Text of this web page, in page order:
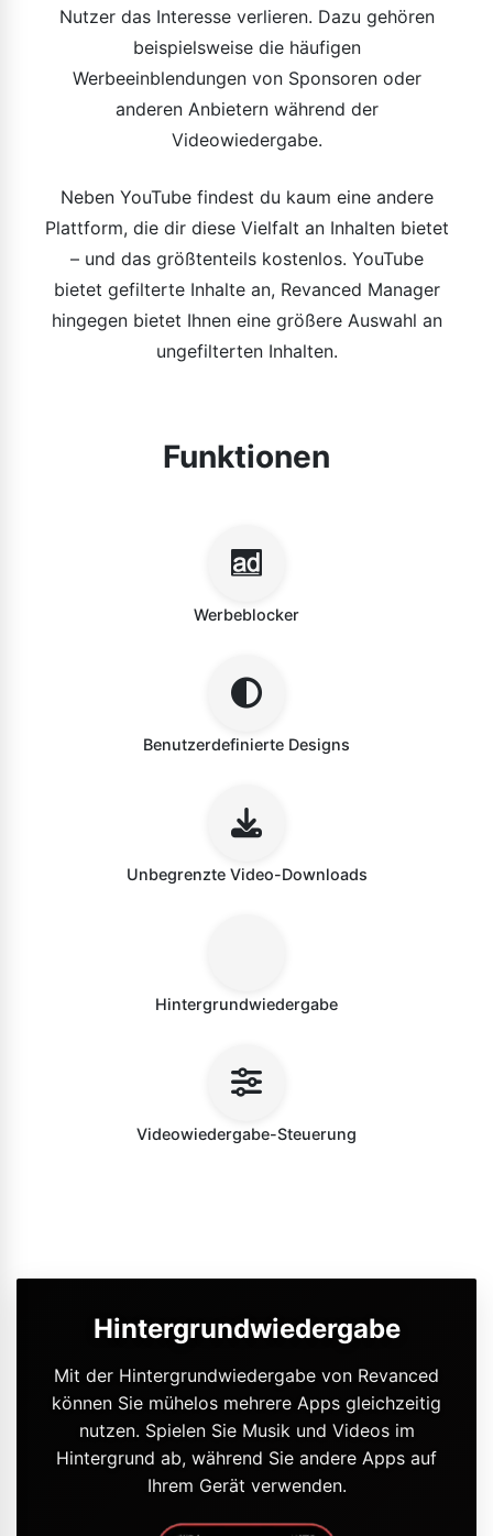
Nutzer das Interesse verlieren. Dazu gehören
beispielsweise die häufigen
Werbeeinblendungen von Sponsoren oder
anderen Anbietern während der
Videowiedergabe.
Neben YouTube findest du kaum eine andere
Plattform, die dir diese Vielfalt an Inhalten bietet
– und das größtenteils kostenlos. YouTube
bietet gefilterte Inhalte an, Revanced Manager
hingegen bietet Ihnen eine größere Auswahl an
ungefilterten Inhalten.
Funktionen
Werbeblocker
Benutzerdefinierte Designs
Unbegrenzte Video-Downloads
Hintergrundwiedergabe
Videowiedergabe-Steuerung
Hintergrundwiedergabe
Mit der Hintergrundwiedergabe von Revanced
können Sie mühelos mehrere Apps gleichzeitig
nutzen. Spielen Sie Musik und Videos im
Hintergrund ab, während Sie andere Apps auf
Ihrem Gerät verwenden.